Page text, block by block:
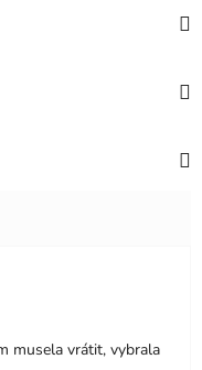
musela vrátit, vybrala